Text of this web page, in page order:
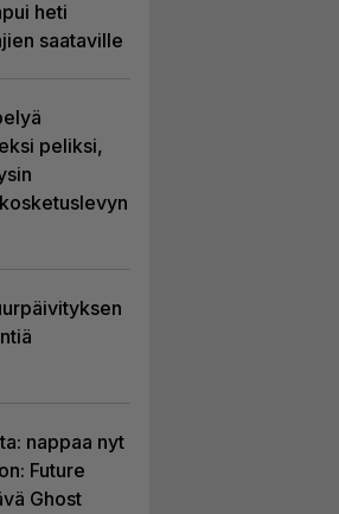
heti
saataville
peliksi,
nappaa nyt
Future
Ghost